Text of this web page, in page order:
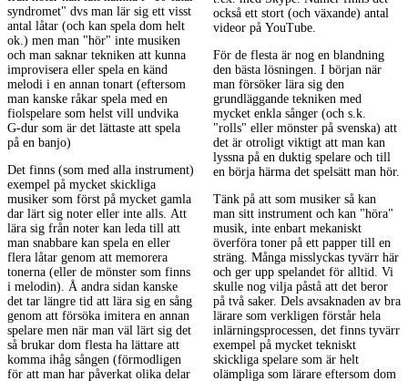
syndromet" dvs man lär sig ett visst
antal låtar (och kan spela dom helt
ok.) men man "hör" inte musiken
och man saknar tekniken att kunna
improvisera eller spela en känd
melodi i en annan tonart (eftersom
man kanske råkar spela med en
fiolspelare som helst vill undvika
G-dur som är det lättaste att spela
på en banjo)
Det finns (som med alla instrument)
exempel på mycket skickliga
musiker som först på mycket gamla
dar lärt sig noter eller inte alls. Att
lära sig från noter kan leda till att
man snabbare kan spela en eller
flera låtar genom att memorera
tonerna (eller de mönster som finns
i melodin). Å andra sidan kanske
det tar längre tid att lära sig en sång
genom att försöka imitera en annan
spelare men när man väl lärt sig det
så brukar dom flesta ha lättare att
komma ihåg sången (förmodligen
för att man har påverkat olika delar
också ett stort (och växande) antal
videor på YouTube.
För de flesta är nog en blandning
den bästa lösningen. I början när
man försöker lära sig den
grundläggande tekniken med
mycket enkla sånger (och s.k.
"rolls" eller mönster på svenska) att
det är otroligt viktigt att man kan
lyssna på en duktig spelare och till
en börja härma det spelsätt man hör.
Tänk på att som musiker så kan
man sitt instrument och kan "höra"
musik, inte enbart mekaniskt
överföra toner på ett papper till en
sträng. Många misslyckas tyvärr här
och ger upp spelandet för alltid. Vi
skulle nog vilja påstå att det beror
på två saker. Dels avsaknaden av bra
lärare som verkligen förstår hela
inlärningsprocessen, det finns tyvärr
exempel på mycket tekniskt
skickliga spelare som är helt
olämpliga som lärare eftersom dom